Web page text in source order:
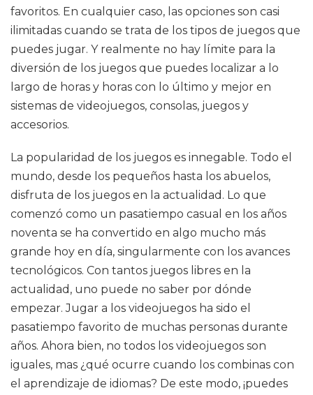
favoritos. En cualquier caso, las opciones son casi
ilimitadas cuando se trata de los tipos de juegos que
puedes jugar. Y realmente no hay límite para la
diversión de los juegos que puedes localizar a lo
largo de horas y horas con lo último y mejor en
sistemas de videojuegos, consolas, juegos y
accesorios.
La popularidad de los juegos es innegable. Todo el
mundo, desde los pequeños hasta los abuelos,
disfruta de los juegos en la actualidad. Lo que
comenzó como un pasatiempo casual en los años
noventa se ha convertido en algo mucho más
grande hoy en día, singularmente con los avances
tecnológicos. Con tantos juegos libres en la
actualidad, uno puede no saber por dónde
empezar. Jugar a los videojuegos ha sido el
pasatiempo favorito de muchas personas durante
años. Ahora bien, no todos los videojuegos son
iguales, mas ¿qué ocurre cuando los combinas con
el aprendizaje de idiomas? De este modo, ¡puedes